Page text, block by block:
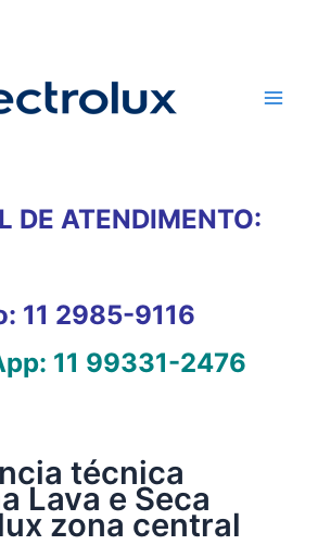
DE ATENDIMENTO:
11 2985-9116
11 99331-2476
técnica
Lava e Seca
zona central